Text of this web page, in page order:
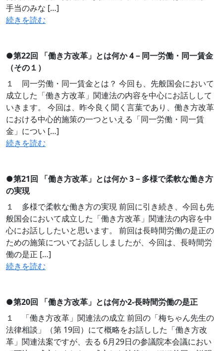
手当のみな […]
続きを読む
●第22回 「働き方改革」とは何か 4－同一労働・同一賃金
（その１）
１ 同一労働・同一賃金とは？ 今回も、先般国会において
成立した「働き方改革」関連法の内容を中心にお話しして
いきます。 今回は、昨今良く聞く言葉であり、働き方改革
における中心的施策の一つといえる「同一労働・同一賃
金」につい […]
続きを読む
●第21回 「働き方改革」とは何か 3－多様で柔軟な働き方
の実現
１ 多様で柔軟な働き方の実現 前回に引き続き、今回も先
般国会において成立した「働き方改革」関連法の内容を中
心にお話ししたいと思います。 前回は長時間労働の是正の
ための施策についてお話ししましたが、今回は、長時間労
働の是正 […]
続きを読む
●第20回 「働き方改革」とは何か2-長時間労働の是正
１ 「働き方改革」関連法の成立 前回の「梅ちゃん先生の
法律相談」（第 19回）にて概略をお話しした「働き方改
革」関連法案ですが、去る 6月29日の参議院本会議におい